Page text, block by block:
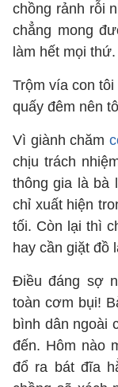
chồng rảnh rỗi
chẳng mong
làm hết mọi thứ.
Trộm vía con
quấy đêm nên
Vì giành chăm
chịu trách
thông gia là bà
chỉ xuất hiện
tối. Còn lại thì
hay cần giặt đồ
Điều đáng sợ
toàn cơm bụi!
bình dân ngoài
đến. Hôm nào
đổ ra bát đĩa